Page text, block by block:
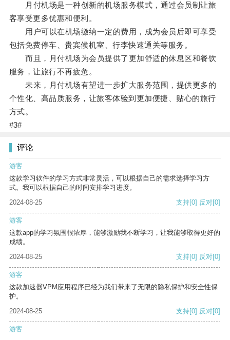
月付机场是一种创新的机场服务模式，通过会员制让旅
客享受更多优惠和便利。
用户可以在机场缴纳一定的费用，成为会员后即可享受
包括免费停车、贵宾候机室、行李快速通关等服务。
而且，月付机场为会员提供了更加舒适的休息区和餐饮
服务，让旅行不再疲惫。
未来，月付机场有望进一步扩大服务范围，提供更多的
个性化、高品质服务，让旅客体验到更加便捷、贴心的旅行
方式。
#3#
评论
游客
这款学习软件的学习方式非常灵活，可以根据自己的需求选择学习方
式。我可以根据自己的时间安排学习进度。
2024-08-25
支持[0] 反对[0]
游客
这款app的学习氛围很浓厚，能够激励我不断学习，让我能够取得更好的
成绩。
2024-08-25
支持[0] 反对[0]
游客
这款加速器VPM应用程序已经为我们带来了无限的隐私保护和安全性保
护。
2024-08-25
支持[0] 反对[0]
游客